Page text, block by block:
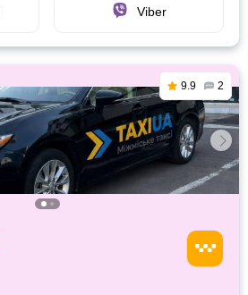
Viber
9.9 2